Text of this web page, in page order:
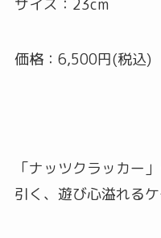
サイズ：23cm
価格：6,500円(税込)
「ナッツクラッカー
引く、遊び心溢れるケ